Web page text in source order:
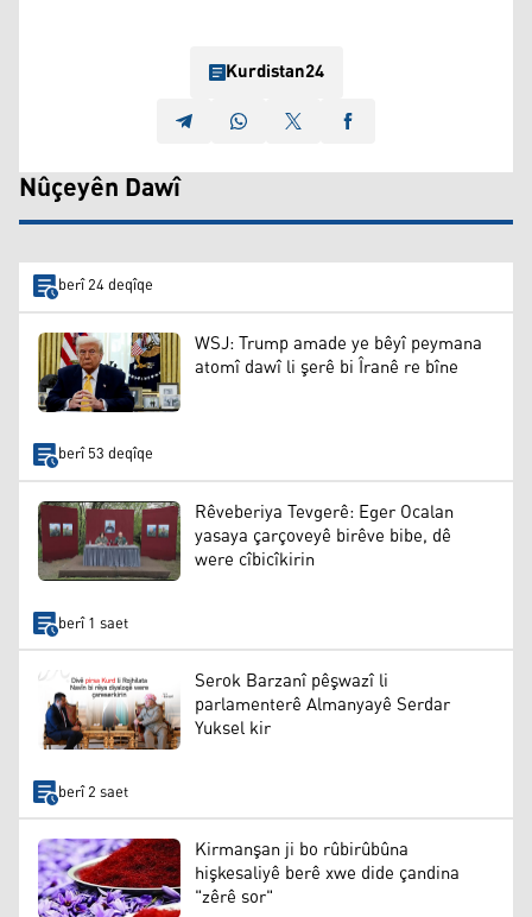
Kurdistan24
Nûçeyên Dawî
berî 24 deqîqe
WSJ: Trump amade ye bêyî peymana
atomî dawî li şerê bi Îranê re bîne
berî 53 deqîqe
Rêveberiya Tevgerê: Eger Ocalan
yasaya çarçoveyê birêve bibe, dê
were cîbicîkirin
berî 1 saet
Serok Barzanî pêşwazî li
parlamenterê Almanyayê Serdar
Yuksel kir
berî 2 saet
Kirmanşan ji bo rûbirûbûna
hişkesaliyê berê xwe dide çandina
"zêrê sor"